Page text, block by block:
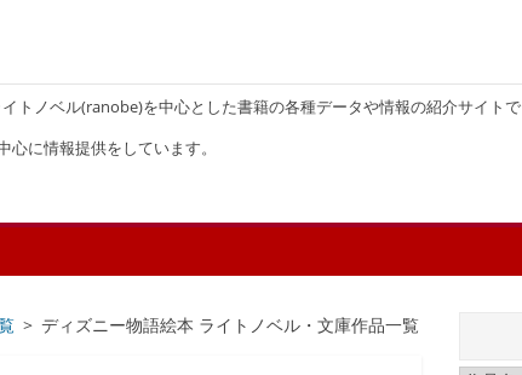
トノベル(ranobe)を中心とした書籍の各種データや情報の紹介サイトで
に情報提供をしています。
ディズニー物語絵本 ライトノベル・文庫作品一覧